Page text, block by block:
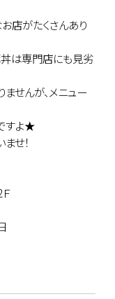
店がたくさんあり
丼は専門店にも見劣
せんが、メニュー
すよ★
せ！